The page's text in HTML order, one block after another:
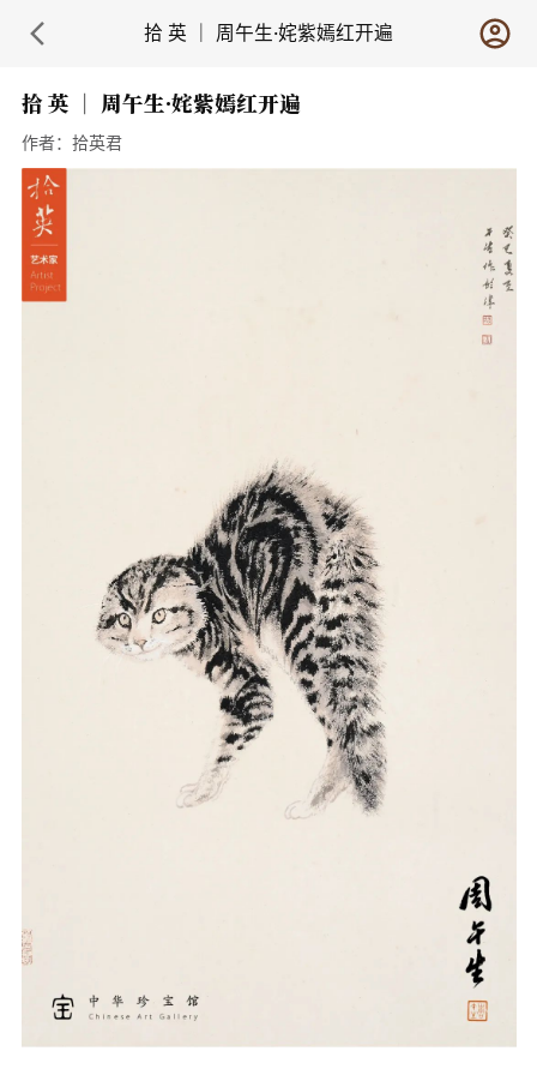
拾 英 ｜ 周午生·姹紫嫣红开遍
拾 英 ｜ 周午生·姹紫嫣红开遍
作者： 拾英君